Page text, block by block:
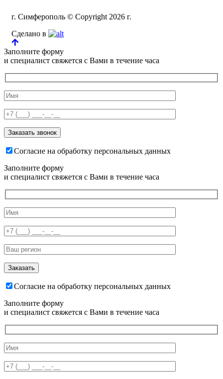
г. Симферополь © Copyright 2026 г.
Сделано в
Заполните форму
и специалист свяжется с Вами в течение часа
Согласие на обработку персональных данных
Заполните форму
и специалист свяжется с Вами в течение часа
Согласие на обработку персональных данных
Заполните форму
и специалист свяжется с Вами в течение часа